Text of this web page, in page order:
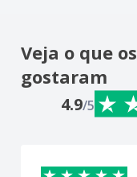
Veja o que
gostaram
4.9/5